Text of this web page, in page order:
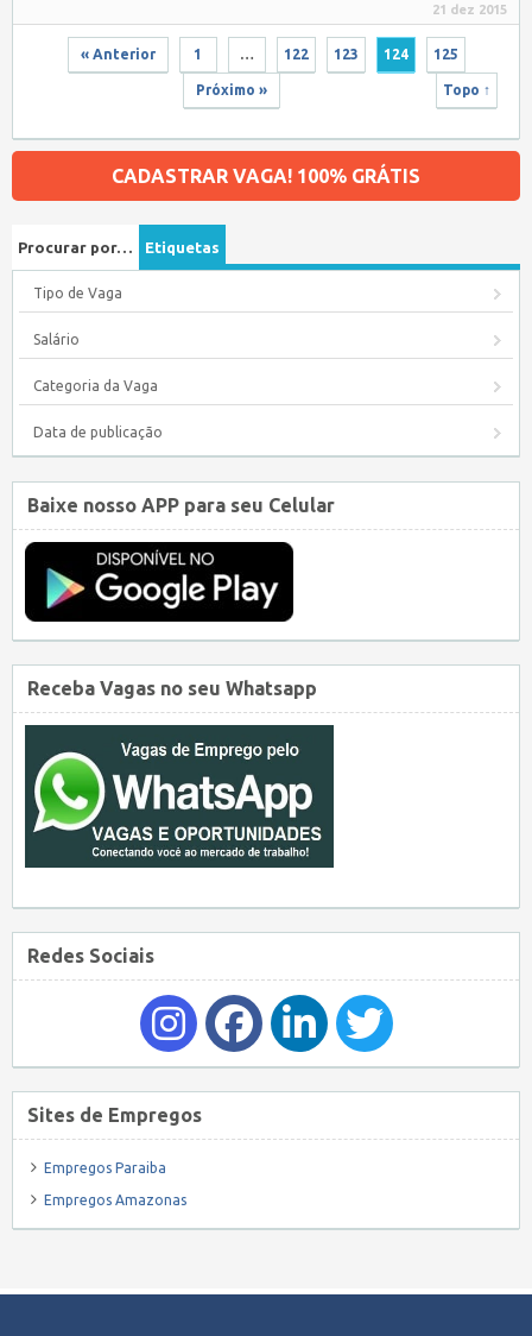
21 dez 2015
« Anterior 1 122 123 124 125
Próximo » Topo ↑
CADASTRAR VAGA! 100% GRÁTIS
Procurar por… Etiquetas
Tipo de Vaga
Salário
Categoria da Vaga
Data de publicação
Baixe nosso APP para seu Celular
Receba Vagas no seu Whatsapp
Redes Sociais
Sites de Empregos
Empregos Paraiba
Empregos Amazonas